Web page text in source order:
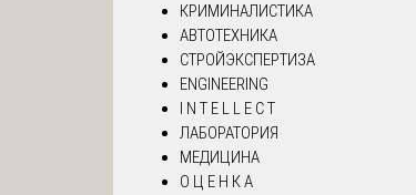
КРИМИНАЛИСТИКА
АВТОТЕХНИКА
СТРОЙЭКСПЕРТИЗА
ENGINEERING
I N T E L L E C T
ЛАБОРАТОРИЯ
МЕДИЦИНА
О Ц Е Н К А